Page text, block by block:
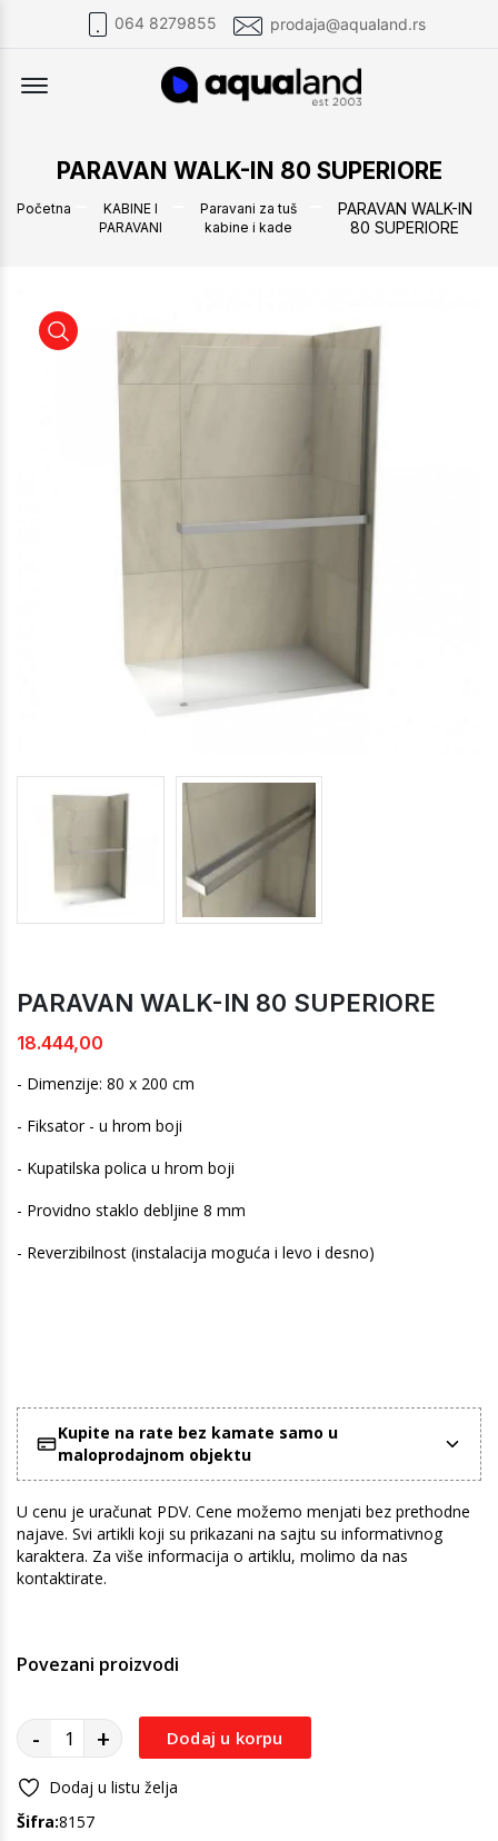
064 8279855 prodaja@aqualand.rs
Offcanvas Menu Open
PARAVAN WALK-IN 80 SUPERIORE
Početna
KABINE I
PARAVANI
Paravani za tuš
kabine i kade
PARAVAN WALK-IN
80 SUPERIORE
PARAVAN WALK-IN 80 SUPERIORE
PARAVAN WALK-IN 80 SUPERIORE
18.444,00
- Dimenzije: 80 x 200 cm
- Fiksator - u hrom boji
- Kupatilska polica u hrom boji
- Providno staklo debljine 8 mm
- Reverzibilnost (instalacija moguća i levo i desno)
Kupite na rate bez kamate samo u
maloprodajnom objektu
U cenu je uračunat PDV. Cene možemo menjati bez prethodne
najave. Svi artikli koji su prikazani na sajtu su informativnog
karaktera. Za više informacija o artiklu, molimo da nas
kontaktirate.
Povezani proizvodi
- + Dodaj u korpu
Dodaj u listu želja
Šifra:8157